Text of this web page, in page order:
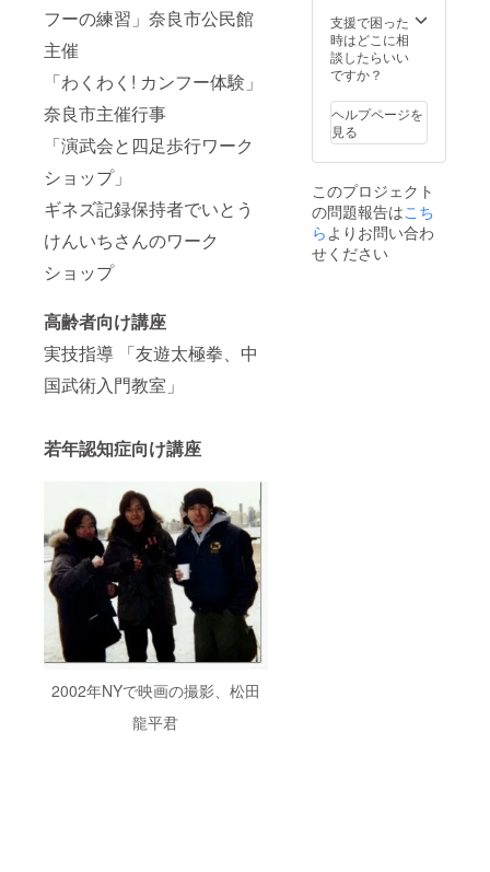
フーの練習」奈良市公民館
主催
「わくわく! カンフー体験」
奈良市主催行事
「演武会と四足歩行ワーク
ショップ」
ギネズ記録保持者でいとう
けんいちさんのワーク
ショップ
高齢者向け講座
実技指導 「友遊太極拳、中
国武術入門教室」
若年認知症向け講座
2002年NYで映画の撮影、松田
龍平君
方は、
ご相談
して下
さい。
ご相談
して下
さい。
交通費
や滞在
費はお
支払い
できま
せんの
卒ご了
承くだ
さい 関
西圏以
外での
体験講
座の場
支援で困った
時はどこに相
談したらいい
ですか？
ヘルプページを
見る
このプロジェクト
の問題報告はこち
らよりお問い合わ
せください